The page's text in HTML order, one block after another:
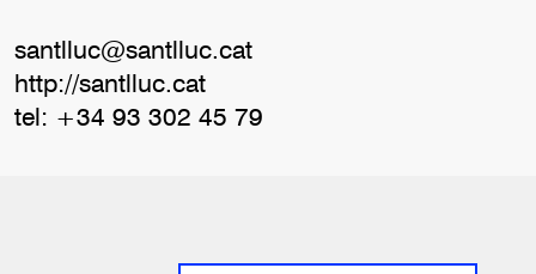
santlluc@santlluc.cat
http://santlluc.cat
tel: +34 93 302 45 79